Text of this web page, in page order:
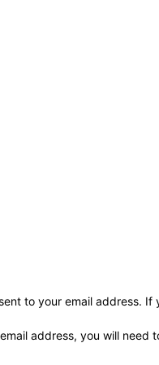
to your email address.
address, you will need